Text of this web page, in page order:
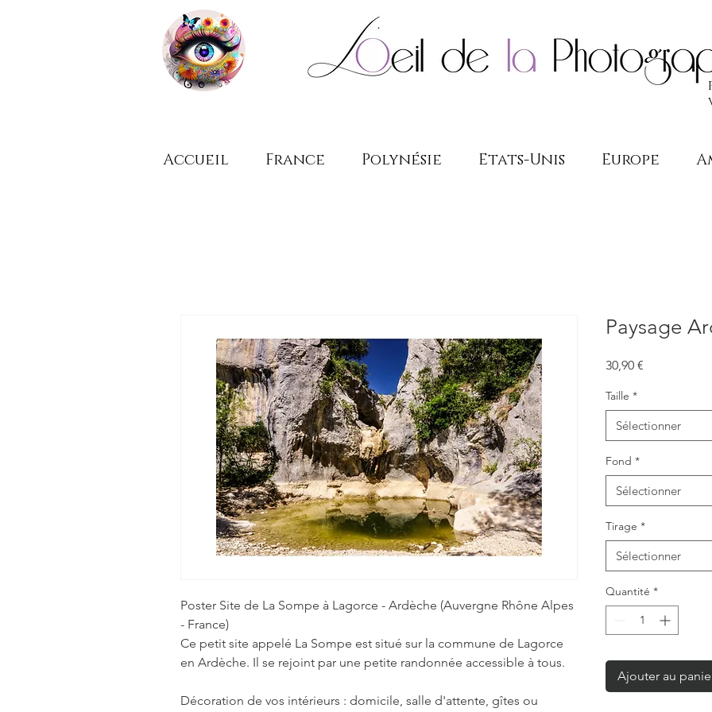
Accueil France Polynésie Etats-Unis Europe
Poster Site de La Sompe à Lagorce - Ardèche (Auvergne Rhône Alpes
- France)
Ce petit site appelé La Sompe est situé sur la commune de Lagorce
en Ardèche. Il se rejoint par une petite randonnée accessible à tous.
Décoration de vos intérieurs : domicile, salle d'attente, gîtes ou
Paysage
30,90 €
Taille *
Sélectionner
Fond *
Sélectionner
Tirage *
Sélectionner
Quantité *
Ajouter au